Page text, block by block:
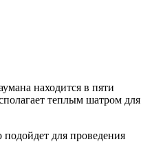
находится в пяти
теплым шатром для
подойдет для проведения